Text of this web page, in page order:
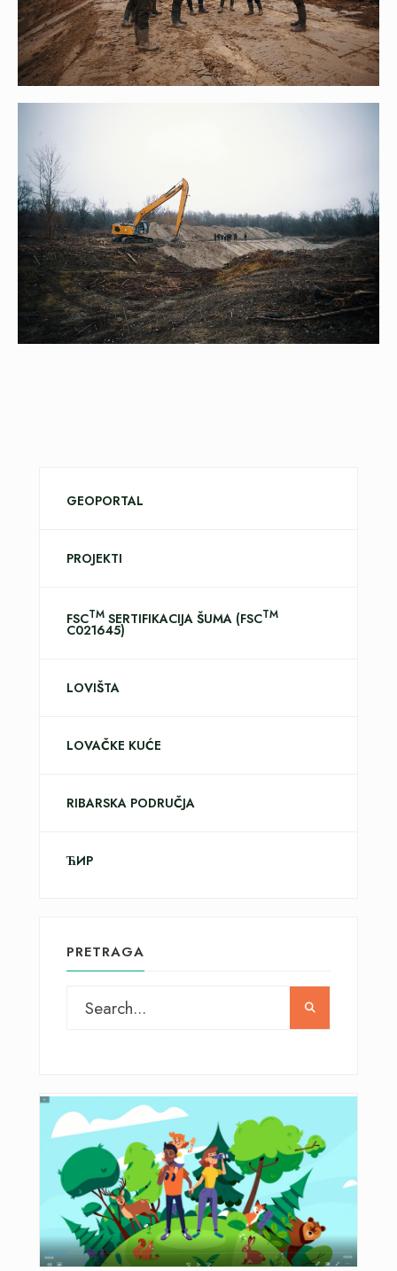
GEOPORTAL
PROJEKTI
FSCTM SERTIFIKACIJA ŠUMA (FSCTM
C021645)
LOVIŠTA
LOVAČKE KUĆE
RIBARSKA PODRUČJA
ЋИР
PRETRAGA